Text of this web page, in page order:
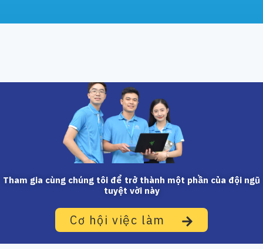
Tham gia cùng chúng tôi để trở thành một phần của đội ngũ
tuyệt vời này
Cơ hội việc làm